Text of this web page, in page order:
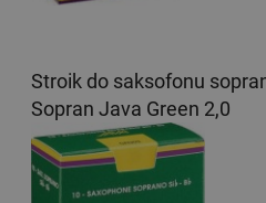
Stroik do saksofonu
Sopran Java Green 2,0